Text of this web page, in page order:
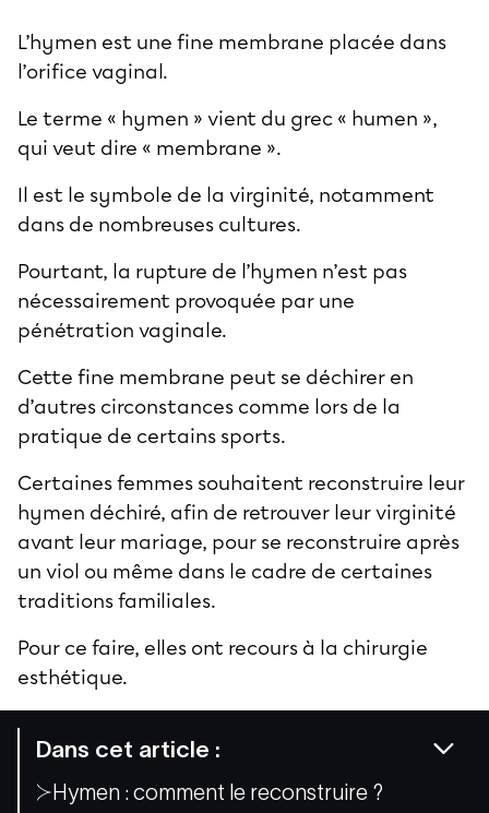
Dans cet article :
Hymen : comment le reconstruire ?
L’hymen est une fine membrane placée dans
l’orifice vaginal.
Le terme « hymen » vient du grec « humen »,
qui veut dire « membrane ».
Il est le symbole de la virginité, notamment
dans de nombreuses cultures.
Pourtant, la rupture de l’hymen n’est pas
nécessairement provoquée par une
pénétration vaginale.
Cette fine membrane peut se déchirer en
d’autres circonstances comme lors de la
pratique de certains sports.
Certaines femmes souhaitent reconstruire leur
hymen déchiré, afin de retrouver leur virginité
avant leur mariage, pour se reconstruire après
un viol ou même dans le cadre de certaines
traditions familiales.
Pour ce faire, elles ont recours à la chirurgie
esthétique.